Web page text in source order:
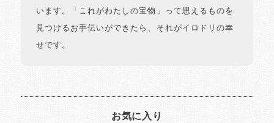
います。「これがわたしの宝物」って思えるものを
見つけるお手伝いができたら、それがイロドリの幸
せです。
お気に入り